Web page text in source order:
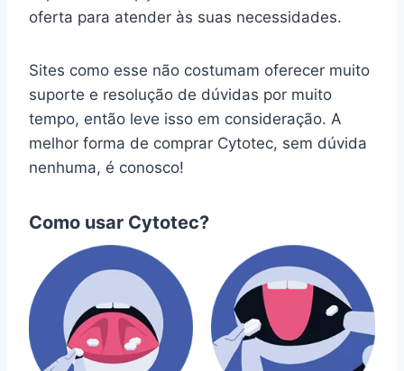
oferta para atender às suas necessidades.
Sites como esse não costumam oferecer muito
suporte e resolução de dúvidas por muito
tempo, então leve isso em consideração. A
melhor forma de comprar Cytotec, sem dúvida
nenhuma, é conosco!
Como usar Cytotec?